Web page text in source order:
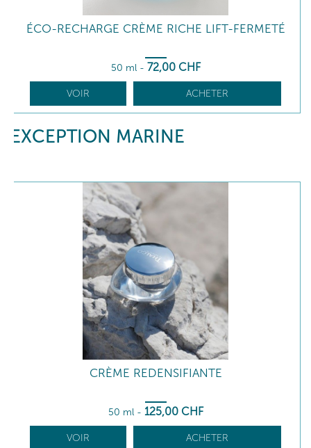
ÉCO-RECHARGE CRÈME RICHE LIFT-FERMETÉ
50 ml - 72,00 CHF
VOIR ACHETER
EXCEPTION MARINE
CRÈME REDENSIFIANTE
50 ml - 125,00 CHF
VOIR ACHETER